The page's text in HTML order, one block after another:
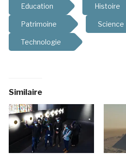
Education Histoire
Patrimoine Science
Technologie
Similaire